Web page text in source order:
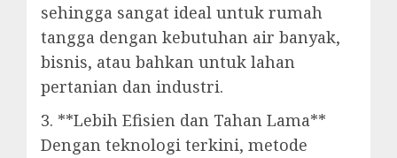
sehingga sangat ideal untuk rumah
tangga dengan kebutuhan air banyak,
bisnis, atau bahkan untuk lahan
pertanian dan industri.
3. **Lebih Efisien dan Tahan Lama**
Dengan teknologi terkini, metode